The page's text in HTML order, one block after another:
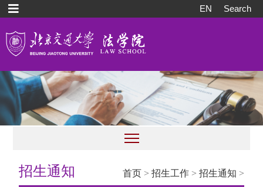
Search
EN
招生通知 首页> 招生工作> 招生通知 >